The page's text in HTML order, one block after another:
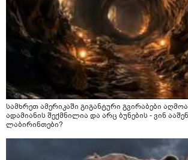
სამხრეთ ამერიკაში გიგანტური გვირაბები
ადამიანის შექმნილია და არც ბუნების - ვინ
ლაბირინთები?